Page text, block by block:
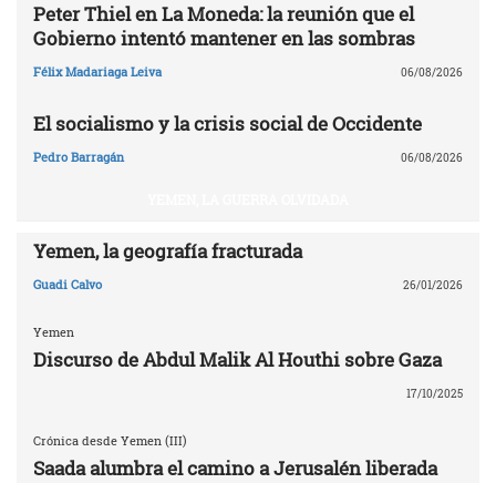
Peter Thiel en La Moneda: la reunión que el
Gobierno intentó mantener en las sombras
Félix Madariaga Leiva 06/08/2026
El socialismo y la crisis social de Occidente
Pedro Barragán 06/08/2026
Yemen, la geografía fracturada
Guadi Calvo 26/01/2026
Yemen
Discurso de Abdul Malik Al Houthi sobre Gaza
17/10/2025
Crónica desde Yemen (III)
Saada alumbra el camino a Jerusalén liberada